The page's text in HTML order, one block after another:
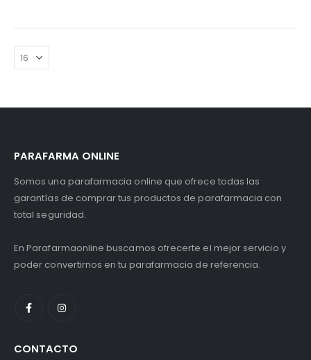
PARAFARMA ONLINE
Somos una parafarmacia online que ofrece todas las
garantías de comprar tus productos de parafarmacia con
total seguridad.
En Parafarmaonline buscamos ofrecerte el mejor servicio y
poder convertirnos en tu parafarmacia de referencia.
CONTACTO